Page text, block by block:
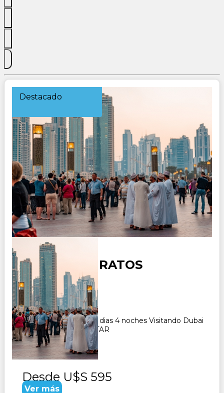
Destacado
DUBAI 3 EMIRATOS
Duración:
5Días4Noches
Paquete Turistico de 5 dias 4 noches Visitando Dubai
y Abu Dhabi CONSULTAR
Desde U$S 595
Ver más